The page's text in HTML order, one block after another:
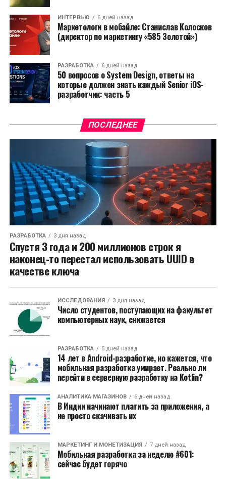
ИНТЕРВЬЮ 6 дней назад
Маркетологи в мобайле: Станислав Колосков
(директор по маркетингу «585 Золотой»)
РАЗРАБОТКА 6 дней назад
50 вопросов о System Design, ответы на
которые должен знать каждый Senior iOS-
разработчик: часть 5
ПОСЛЕДНЕЕ
РАЗРАБОТКА 3 дня назад
Спустя 3 года и 200 миллионов строк я
наконец-то перестал использовать UUID в
качестве ключа
ИССЛЕДОВАНИЯ 3 дня назад
Число студентов, поступающих на факультет
компьютерных наук, снижается
РАЗРАБОТКА 5 дней назад
14 лет в Android-разработке, но кажется, что
мобильная разработка умирает. Реально ли
перейти в серверную разработку на Kotlin?
АНАЛИТИКА МАГАЗИНОВ 6 дней назад
В Индии начинают платить за приложения, а
не просто скачивать их
МАРКЕТИНГ И МОНЕТИЗАЦИЯ 7 дней назад
Мобильная разработка за неделю #601:
сейчас будет горячо